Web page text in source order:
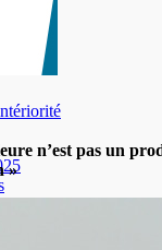
n’est pas un
»